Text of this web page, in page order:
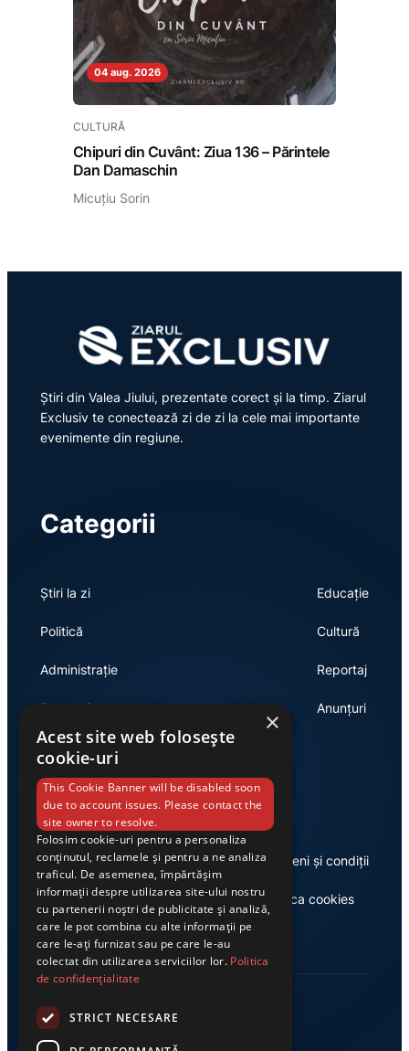
04 aug. 2026
CULTURĂ
Chipuri din Cuvânt: Ziua 136 – Părintele
Dan Damaschin
Micuțiu Sorin
Știri din Valea Jiului, prezentate corect și la timp. Ziarul
Exclusiv te conectează zi de zi la cele mai importante
evenimente din regiune.
Categorii
Știri la zi
Politică
Administrație
Economie
Educație
Cultură
Reportaj
Anunțuri
Link-uri utile
Despre noi
Casa de editură Exclusiv
Termeni și condiții
Politica cookies
×
Acest site web folosește
cookie-uri
This Cookie Banner will be disabled soon
due to account issues. Please contact the
site owner to resolve.
Folosim cookie-uri pentru a personaliza
conținutul, reclamele și pentru a ne analiza
traficul. De asemenea, împărtășim
informații despre utilizarea site-ului nostru
cu partenerii noștri de publicitate și analiză,
care le pot combina cu alte informații pe
care le-ați furnizat sau pe care le-au
colectat din utilizarea serviciilor lor. Politica
de confidențialitate
STRICT NECESARE